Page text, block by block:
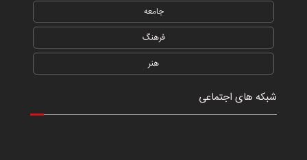
جامعه
فرهنگ
هنر
شبکه های اجتماعی